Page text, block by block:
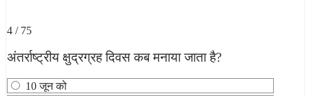
4 / 75
अंतर्राष्‍ट्रीय क्षुद्रग्रह दिवस कब मनाया जाता है?
10 जून को